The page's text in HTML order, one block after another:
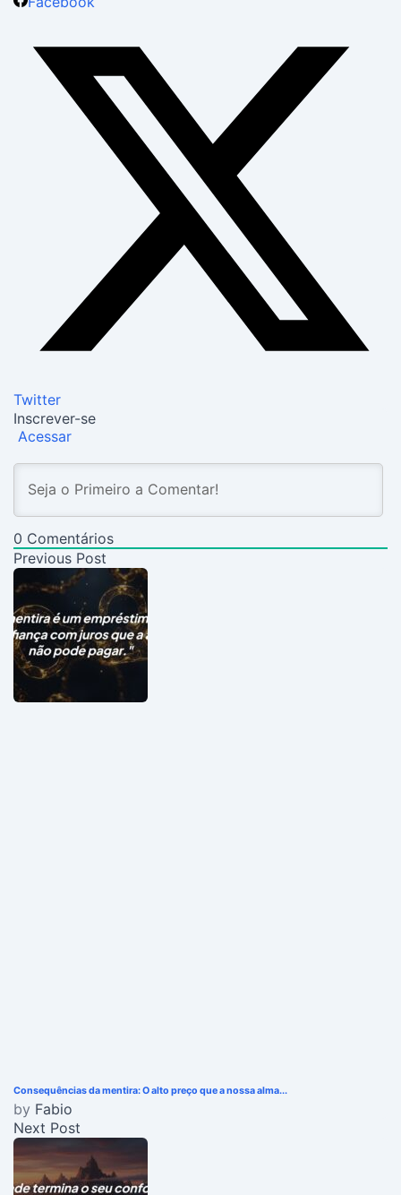
Twitter
Inscrever-se
Acessar
0 Comentários
Previous Post
Consequências da mentira: O alto preço que a nossa alma...
by Fabio
Next Post